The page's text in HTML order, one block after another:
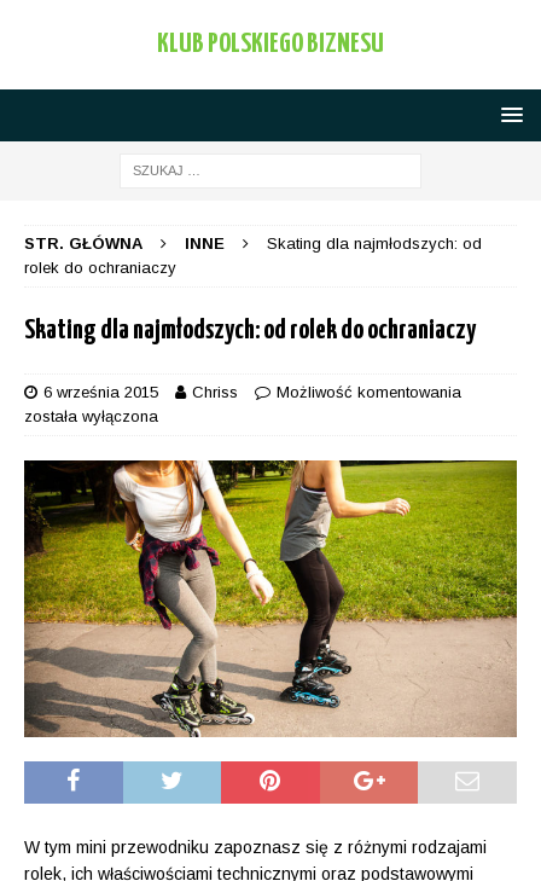
KLUB POLSKIEGO BIZNESU
STR. GŁÓWNA INNE
Skating dla najmłodszych: od
rolek do ochraniaczy
Skating dla najmłodszych: od rolek do ochraniaczy
6 września 2015 Chriss
Możliwość komentowania
została wyłączona
W tym mini przewodniku zapoznasz się z różnymi rodzajami
rolek, ich właściwościami technicznymi oraz podstawowymi